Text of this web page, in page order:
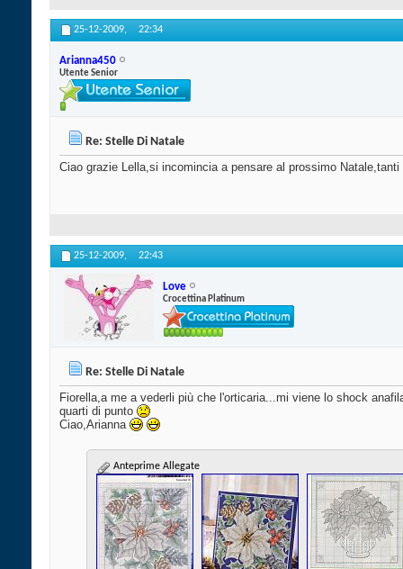
25-12-2009, 22:34
Arianna450
Utente Senior
Re: Stelle Di Natale
Ciao grazie Lella,si incomincia a pensare al prossimo Natale,tanti
25-12-2009, 22:43
Love
Crocettina Platinum
Re: Stelle Di Natale
Fiorella,a me a vederli più che l'orticaria...mi viene lo shock
quarti di punto
Ciao,Arianna
Anteprime Allegate